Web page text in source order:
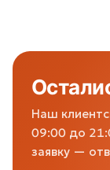
Наш
09:00 до
заявку —